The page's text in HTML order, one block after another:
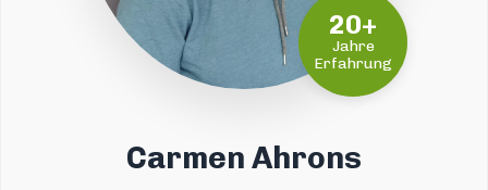
20+
Jahre
Erfahrung
Carmen Ahrons